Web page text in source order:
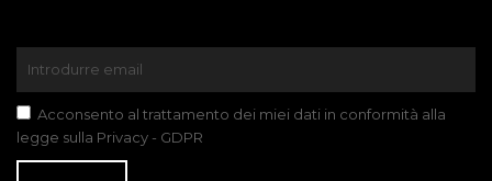
Acconsento al trattamento dei miei dati in conformità alla
legge sulla Privacy - GDPR